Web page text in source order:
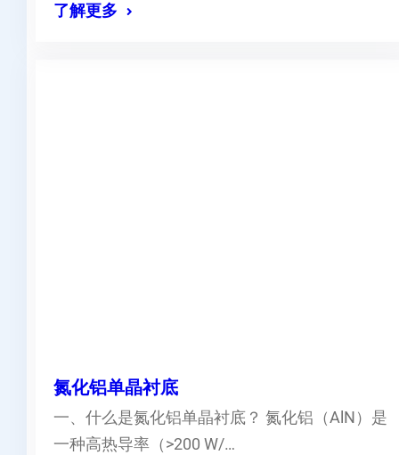
了解更多
氮化铝单晶衬底
一、什么是氮化铝单晶衬底？ 氮化铝（AlN）是
一种高热导率（>200 W/…